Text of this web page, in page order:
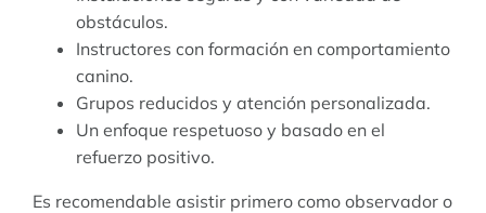
obstáculos.
Instructores con formación en comportamiento
canino.
Grupos reducidos y atención personalizada.
Un enfoque respetuoso y basado en el
refuerzo positivo.
Es recomendable asistir primero como observador o